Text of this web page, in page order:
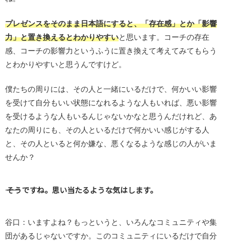
プレゼンスをそのまま日本語にすると、「存在感」とか「影響
力」と置き換えるとわかりやすいと思います。コーチの存在
感、コーチの影響力というふうに置き換えて考えてみてもらう
とわかりやすいと思うんですけど。
僕たちの周りには、その人と一緒にいるだけで、何かいい影響
を受けて自分もいい状態になれるような人もいれば、悪い影響
を受けるような人もいるんじゃないかなと思うんだけれど、あ
なたの周りにも、その人といるだけで何かいい感じがする人
と、その人といると何か嫌な、悪くなるような感じの人がいま
せんか？
―― そうですね。思い当たるような気はします。
谷口：いますよね？もっというと、いろんなコミュニティや集
団があるじゃないですか。このコミュニティにいるだけで自分